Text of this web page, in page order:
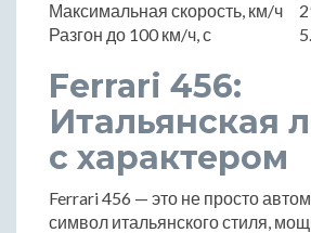
Максимальная скорость, км/ч
Разгон до 100 км/ч, с
Ferrari 456:
Итальянская
с характером
Ferrari 456 — это не просто
символ итальянского стиля,